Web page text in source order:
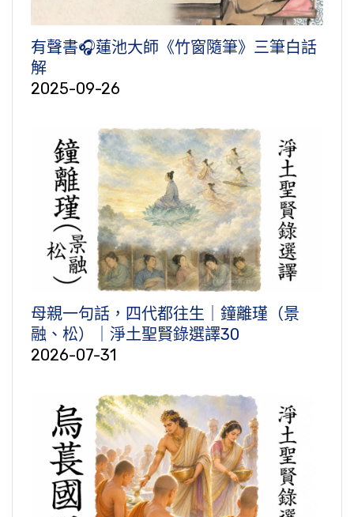
有聲書🎧蓮池大師《竹窗隨筆》三筆白話
解
2025-09-26
母親一句話，四代都往生｜鐘離瑾（景
融、松）｜淨土聖賢錄選譯30
2026-07-31